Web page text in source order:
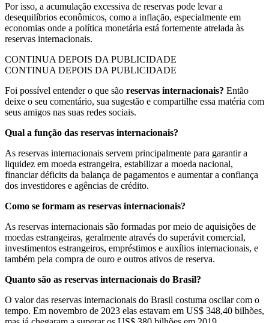
Por isso, a acumulação excessiva de reservas pode levar a
desequilíbrios econômicos, como a inflação, especialmente em
economias onde a política monetária está fortemente atrelada às
reservas internacionais.
CONTINUA DEPOIS DA PUBLICIDADE
CONTINUA DEPOIS DA PUBLICIDADE
Foi possível entender o que são reservas internacionais? Então
deixe o seu comentário, sua sugestão e compartilhe essa matéria com
seus amigos nas suas redes sociais.
Qual a função das reservas internacionais?
As reservas internacionais servem principalmente para garantir a
liquidez em moeda estrangeira, estabilizar a moeda nacional,
financiar déficits da balança de pagamentos e aumentar a confiança
dos investidores e agências de crédito.
Como se formam as reservas internacionais?
As reservas internacionais são formadas por meio de aquisições de
moedas estrangeiras, geralmente através do superávit comercial,
investimentos estrangeiros, empréstimos e auxílios internacionais, e
também pela compra de ouro e outros ativos de reserva.
Quanto são as reservas internacionais do Brasil?
O valor das reservas internacionais do Brasil costuma oscilar com o
tempo. Em novembro de 2023 elas estavam em US$ 348,40 bilhões,